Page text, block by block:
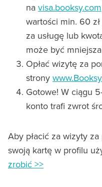
na visa.booksy.com
wartości min. 60
za usługę lub
może być
Opłać wizytę za
strony
Gotowe! W ciągu
konto trafi zwrot
Aby płacić za wizyty
swoją kartę w profilu
zrobić >>